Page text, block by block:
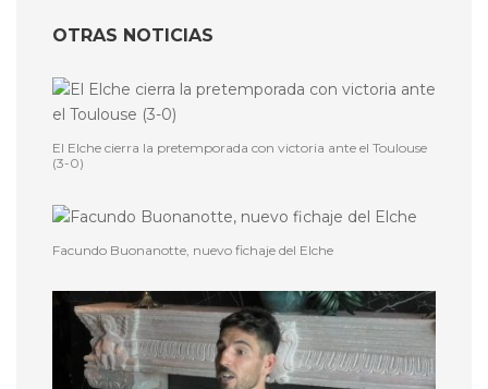
OTRAS NOTICIAS
El Elche cierra la pretemporada con victoria ante el Toulouse
(3-0)
Facundo Buonanotte, nuevo fichaje del Elche